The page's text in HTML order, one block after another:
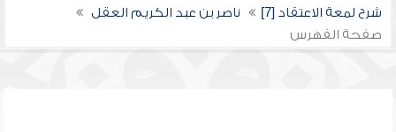
شرح لمعة الاعتقاد [7]
ناصر بن عبد الكريم العقل
صفحة الفهرس